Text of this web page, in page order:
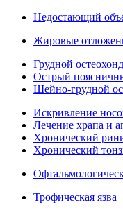
Недостающий
Жировые
Грудной
Острый
Шейно-грудной
Искривление
Лечение храпа и
Хронический
Хронический
Трофическая язва